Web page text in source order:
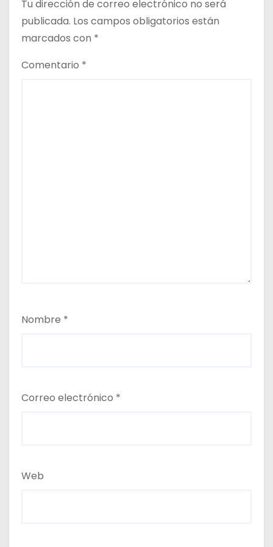
Tu dirección de correo electrónico no será
publicada. Los campos obligatorios están
marcados con *
Comentario *
Nombre *
Correo electrónico *
Web